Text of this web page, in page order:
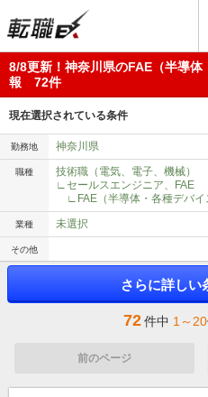
8/8更新！神奈川県のFAE（半導
報 72件
現在選択されている条件
勤務地 神奈川県
職種
技術職（電気、電子、機械）
∟セールスエンジニア、FAE
∟FAE（半導体・各種デバイ
業種 未選択
その他
さらに詳しい
72件中 1～20
前のページ